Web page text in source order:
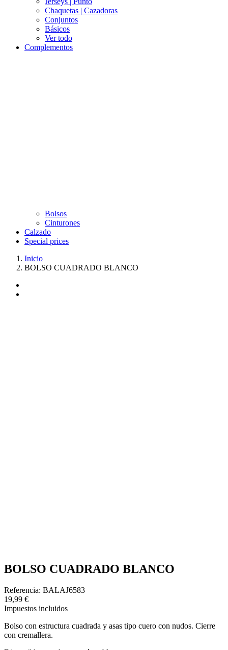
Chaquetas | Cazadoras
Conjuntos
Básicos
Ver todo
Complementos
Bolsos
Cinturones
Calzado
Special prices
Inicio
BOLSO CUADRADO BLANCO
BOLSO CUADRADO BLANCO
Referencia: BALAJ6583
19,99 €
Impuestos incluidos
Bolso con estructura cuadrada y asas tipo cuero con nudos. Cierre
con cremallera.